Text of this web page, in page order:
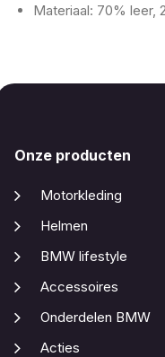
Materiaal: 70% leer,
Onze producten
Motorkleding
Helmen
BMW lifestyle
Accessoires
Onderdelen BMW
Acties